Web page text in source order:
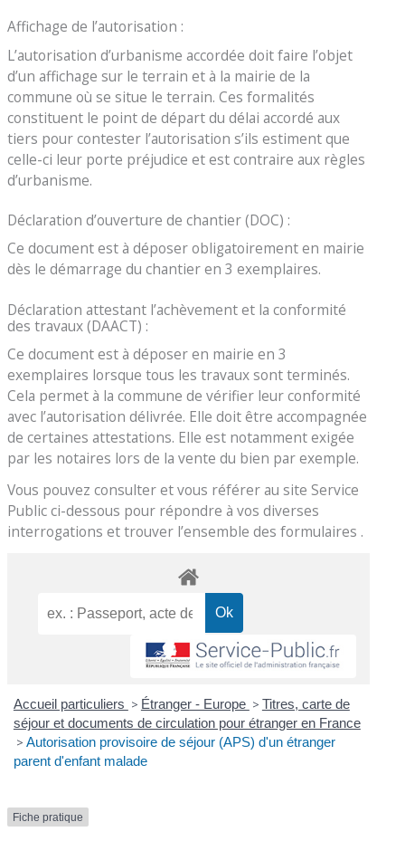
Affichage de l’autorisation :
L’autorisation d’urbanisme accordée doit faire l’objet
d’un affichage sur le terrain et à la mairie de la
commune où se situe le terrain. Ces formalités
constituent le point de départ du délai accordé aux
tiers pour contester l’autorisation s’ils estiment que
celle-ci leur porte préjudice et est contraire aux règles
d’urbanisme.
Déclaration d’ouverture de chantier (DOC) :
Ce document est à déposer obligatoirement en mairie
dès le démarrage du chantier en 3 exemplaires.
Déclaration attestant l’achèvement et la conformité
des travaux (DAACT) :
Ce document est à déposer en mairie en 3
exemplaires lorsque tous les travaux sont terminés.
Cela permet à la commune de vérifier leur conformité
avec l’autorisation délivrée. Elle doit être accompagnée
de certaines attestations. Elle est notamment exigée
par les notaires lors de la vente du bien par exemple.
Vous pouvez consulter et vous référer au site Service
Public ci-dessous pour répondre à vos diverses
interrogations et trouver l’ensemble des formulaires .
Accueil particuliers > Étranger - Europe > Titres, carte de
séjour et documents de circulation pour étranger en France
> Autorisation provisoire de séjour (APS) d'un étranger
parent d'enfant malade
Fiche pratique